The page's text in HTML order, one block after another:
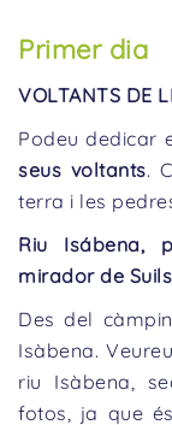
Primer dia
VOLTANTS DE
Podeu dedicar
seus voltants.
terra i les
Riu Isábena,
mirador de Suils
Des del
Isàbena.
riu Isàbena,
fotos, ja que